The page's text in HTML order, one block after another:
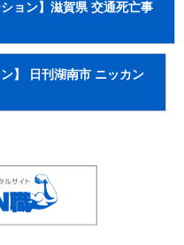
ョン】滋賀県 交通死亡事
】 日刊湖南市 ニッカン